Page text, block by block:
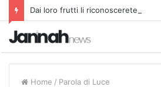
Dai loro frutti li riconoscerete
Home / Parola di Luce